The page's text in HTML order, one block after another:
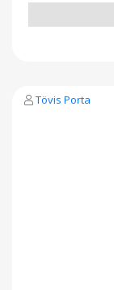
Tövis Porta